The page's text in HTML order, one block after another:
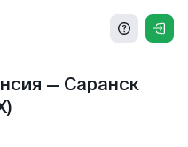
— Саранск